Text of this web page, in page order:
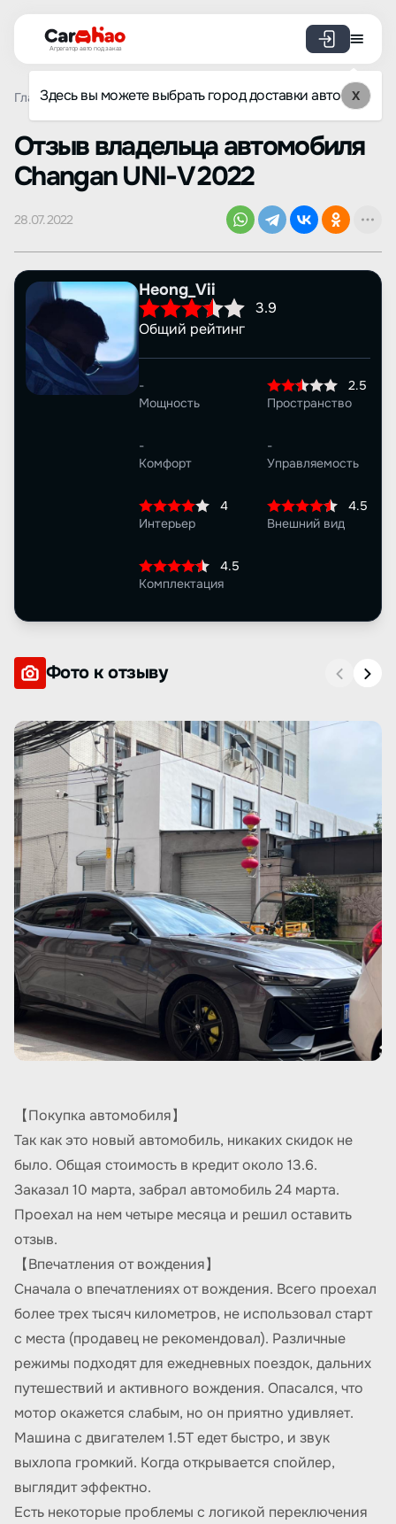
Агрегатор авто под заказ
Здесь вы можете выбрать город доставки авто X
Главная Отзывы Changan UNI-V Просмотр отзыва
Oтзыв владельца автомобиля
Changan UNI-V 2022
28.07.2022
Heong_Vii
3.9
Общий рейтинг
-
Мощность
2.5
Пространство
-
Комфорт
-
Управляемость
4
Интерьер
4.5
Внешний вид
4.5
Комплектация
Фото к отзыву
【Покупка автомобиля】
Так как это новый автомобиль, никаких скидок не
было. Общая стоимость в кредит около 13.6.
Заказал 10 марта, забрал автомобиль 24 марта.
Проехал на нем четыре месяца и решил оставить
отзыв.
【Впечатления от вождения】
Сначала о впечатлениях от вождения. Всего проехал
более трех тысяч километров, не использовал старт
с места (продавец не рекомендовал). Различные
режимы подходят для ежедневных поездок, дальних
путешествий и активного вождения. Опасался, что
мотор окажется слабым, но он приятно удивляет.
Машина с двигателем 1.5Т едет быстро, и звук
выхлопа громкий. Когда открывается спойлер,
выглядит эффектно.
Есть некоторые проблемы с логикой переключения